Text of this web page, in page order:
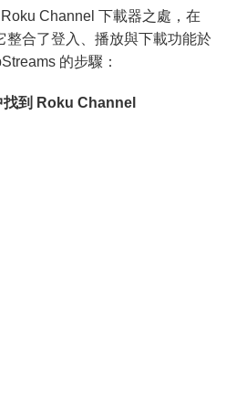
Channel 下載器之處，在
整合了登入、播放與下載功能於
的步驟：
找到 Roku Channel